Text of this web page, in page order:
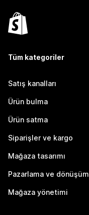
Tüm kategoriler
Satış kanalları
Ürün bulma
Ürün satma
Siparişler ve kargo
Mağaza tasarımı
Pazarlama ve dönüşüm
Mağaza yönetimi